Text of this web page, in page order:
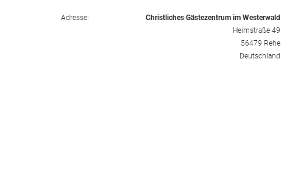
Adresse:
Christliches Gästezentrum im Westerwald
Heimstraße 49
56479 Rehe
Deutschland